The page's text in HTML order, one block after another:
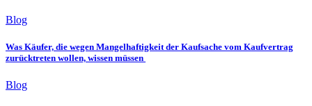
Blog
Was Käufer, die wegen Mangelhaftigkeit der Kaufsache vom Kaufvertrag
zurücktreten wollen, wissen müssen
Blog